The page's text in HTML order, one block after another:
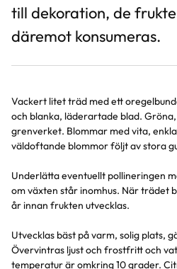
till dekoration, de
däremot konsumeras.
Vackert litet träd med ett
och blanka, läderartade blad.
grenverket. Blommar med vita,
väldoftande blommor följt av stora
Underlätta eventuellt pollineringen
om växten står inomhus. När trädet
år innan frukten utvecklas.
Utvecklas bäst på varm, solig plats,
Övervintras ljust och frostfritt och
temperatur är omkring 10 grader.